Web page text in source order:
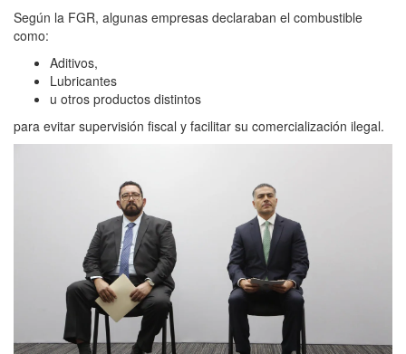
Según la FGR, algunas empresas declaraban el combustible
como:
Aditivos,
Lubricantes
u otros productos distintos
para evitar supervisión fiscal y facilitar su comercialización ilegal.